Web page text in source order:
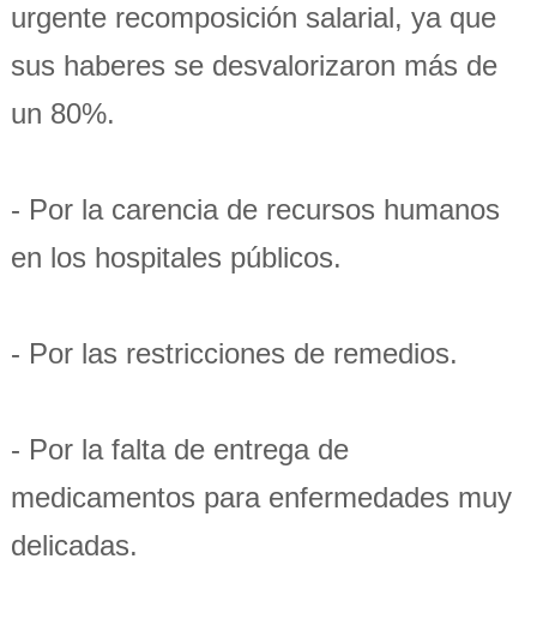
urgente recomposición salarial, ya que
sus haberes se desvalorizaron más de
un 80%.
- Por la carencia de recursos humanos
en los hospitales públicos.
- Por las restricciones de remedios.
- Por la falta de entrega de
medicamentos para enfermedades muy
delicadas.